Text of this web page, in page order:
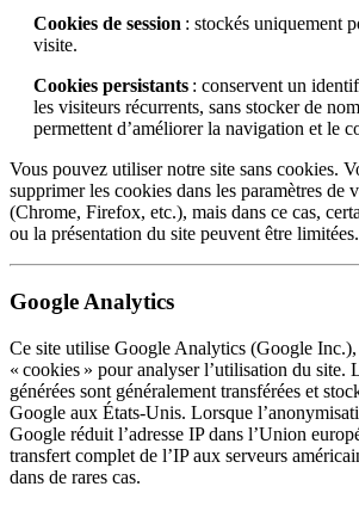
Cookies de session : stockés uniquement
visite.
Cookies persistants : conservent un
les visiteurs récurrents, sans stocker de
permettent d’améliorer la navigation et le
Vous pouvez utiliser notre site sans cookies.
supprimer les cookies dans les paramètres de
(Chrome, Firefox, etc.), mais dans ce cas,
ou la présentation du site peuvent être limitées.
Google Analytics
Ce site utilise Google Analytics (Google
« cookies » pour analyser l’utilisation du site.
générées sont généralement transférées et
Google aux États-Unis. Lorsque
Google réduit l’adresse IP dans l’Union
transfert complet de l’IP aux serveurs
dans de rares cas.